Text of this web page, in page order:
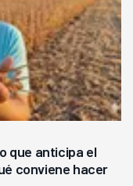
que anticipa el
conviene hacer